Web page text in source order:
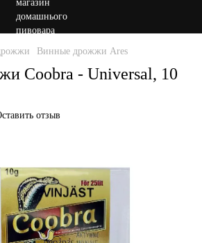
Винные дрожжи Ares
Coobra - Universal, 10
отзыв